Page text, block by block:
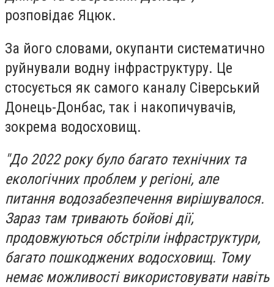
розповідає Яцюк.
За його словами, окупанти систематично
руйнували водну інфраструктуру. Це
стосується як самого каналу Сіверський
Донець-Донбас, так і накопичувачів,
зокрема водосховищ.
"До 2022 року було багато технічних та
екологічних проблем у регіоні, але
питання водозабезпечення вирішувалося.
Зараз там тривають бойові дії,
продовжуються обстріли інфраструктури,
багато пошкоджених водосховищ. Тому
немає можливості використовувати навіть